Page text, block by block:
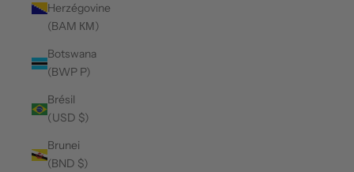
Herzégovine
(BAM КМ)
Botswana
(BWP P)
Brésil
(USD $)
Brunei
(BND $)